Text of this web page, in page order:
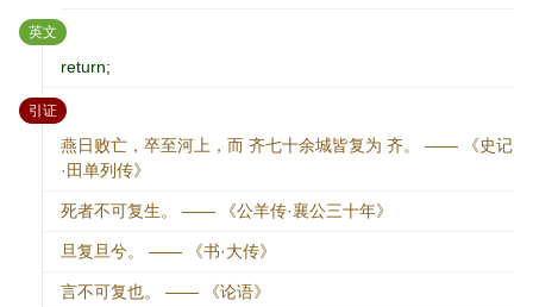
英文 ：
return;
引证：
燕日败亡，卒至河上，而 齐七十余城皆复为 齐。 —— 《史记
·田单列传》
死者不可复生。 —— 《公羊传·襄公三十年》
旦复旦兮。 —— 《书·大传》
言不可复也。 —— 《论语》